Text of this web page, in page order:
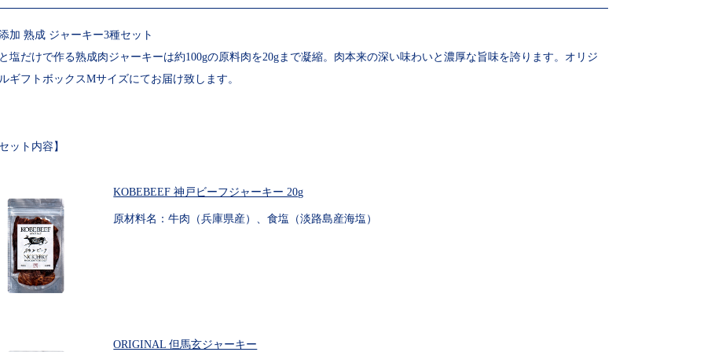
加 熟成 ジャーキー3種セット
塩だけで作る熟成肉ジャーキーは約100gの原料肉を20gまで凝縮。肉本来の深い味わいと濃厚な旨味を誇ります。オリジ
ギフトボックスMサイズにてお届け致します。
セット内容】
KOBEBEEF 神戸ビーフジャーキー 20g
原材料名：牛肉（兵庫県産）、食塩（淡路島産海塩）
ORIGINAL 但馬玄ジャーキー